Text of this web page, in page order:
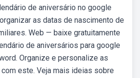
de aniversário no google
as datas de nascimento de
Web — baixe gratuitamente
de aniversários para google
Organize e personalize as
este. Veja mais ideias sobre